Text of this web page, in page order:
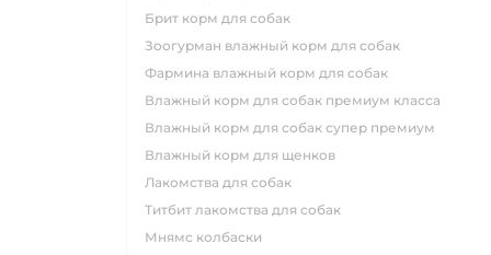
брит корм для собак
зоогурман влажный корм для собак
фармина влажный корм для собак
влажный корм для собак премиум класса
влажный корм для собак супер премиум
влажный корм для щенков
лакомства для собак
титбит лакомства для собак
мнямс колбаски